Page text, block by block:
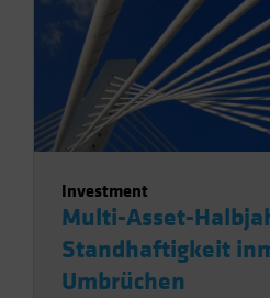
Investment
Multi-Asset-
Standhaftigkeit
Umbrüchen